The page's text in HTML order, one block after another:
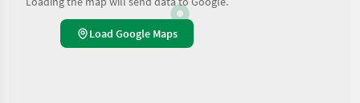
Load Google Maps